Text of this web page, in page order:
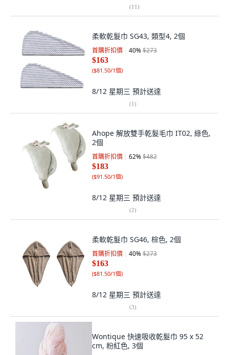
(11)
柔軟乾髮巾 SG43, 類型4, 2個
首購折扣價 40%$273
$163
($81.50/1個)
8/12 星期三 預計送達
(1)
Ahope 解放雙手乾髮毛巾 IT02, 綠色,
2個
首購折扣價 62%$482
$183
($91.50/1個)
8/12 星期三 預計送達
(2)
柔軟乾髮巾 SG46, 棕色, 2個
首購折扣價 40%$273
$163
($81.50/1個)
8/12 星期三 預計送達
(3)
Wontique 快速吸收乾髮巾 95 x 52
cm, 粉紅色, 3個